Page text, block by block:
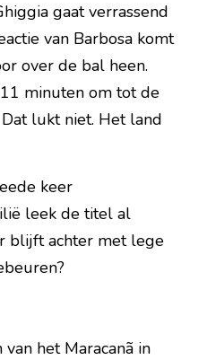
gaat verrassend
van Barbosa komt
over de bal heen.
minuten om tot de
lukt niet. Het land
keer
leek de titel al
blijft achter met lege
het Maracanã in